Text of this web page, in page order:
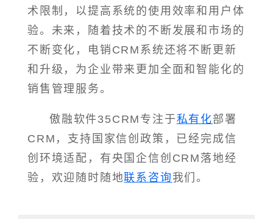
术限制，以提高系统的使用效率和用户体
验。未来，随着技术的不断发展和市场的
不断变化，电销CRM系统还将不断更新
和升级，为企业带来更加全面和智能化的
销售管理服务。
傲融软件35CRM专注于私有化部署
CRM，支持国家信创政策，已经完成信
创环境适配，有央国企信创CRM落地经
验，欢迎随时随地联系咨询 我们。